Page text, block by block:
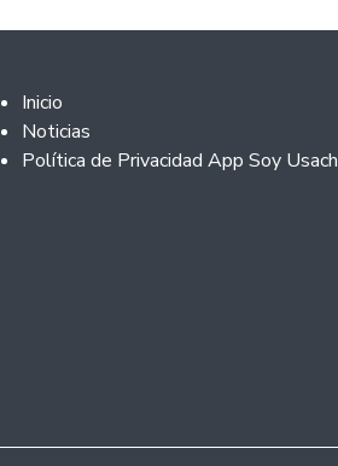
Footer 2
Inicio
Noticias
Política de Privacidad App Soy Usach